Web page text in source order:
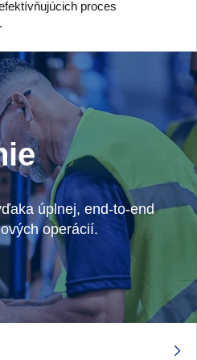
proces
úplnej, end‑to‑end
operácií.